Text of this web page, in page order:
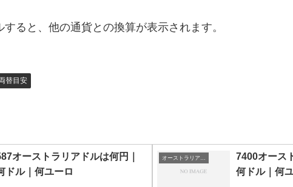
すると、他の通貨との換算が表示されます。
替目安
オーストラリアドルは何円｜
ドル｜何ユーロ
7400オース
何ドル｜何